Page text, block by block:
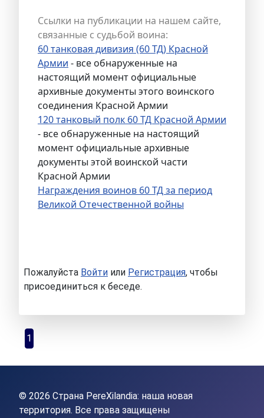
Ссылки на публикации на нашем сайте,
связанные с судьбой воина:
60 танковая дивизия (60 ТД) Красной
Армии - все обнаруженные на
настоящий момент официальные
архивные документы этого воинского
соединения Красной Армии
120 танковый полк 60 ТД Красной Армии
- все обнаруженные на настоящий
момент официальные архивные
документы этой воинской части
Красной Армии
Награждения воинов 60 ТД за период
Великой Отечественной войны
Пожалуйста Войти или Регистрация, чтобы
присоединиться к беседе.
1
© 2026 Страна PereXilandia: наша новая
территория. Все права защищены